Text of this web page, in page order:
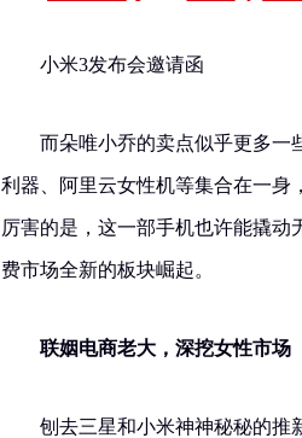
小米3发布会邀请函
而朵唯小乔的卖点似乎更多一
利器、阿里云女性机等集合在一身
厉害的是，这一部手机也许能撬
费市场全新的板块崛起。
联姻电商老大，深挖女性市场
刨去三星和小米神神秘秘的推